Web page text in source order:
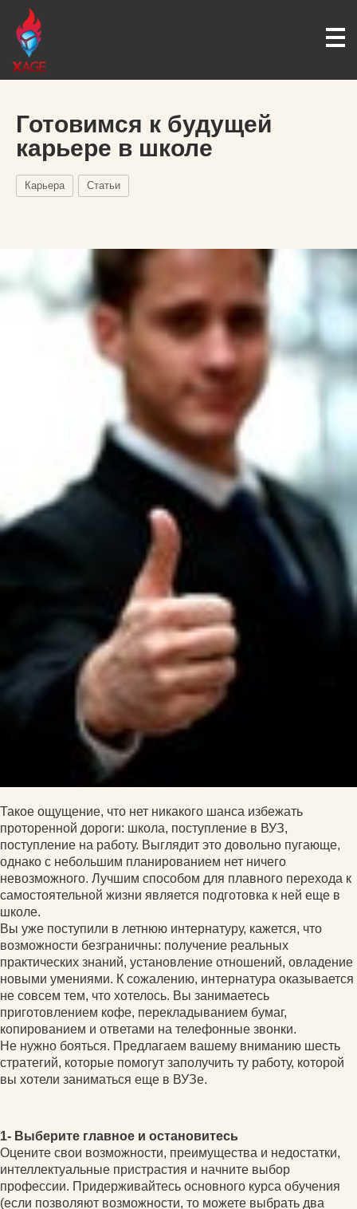
Готовимся к будущей
карьере в школе
Карьера Статьи
Такое ощущение, что нет никакого шанса избежать
проторенной дороги: школа, поступление в ВУЗ,
поступление на работу. Выглядит это довольно пугающе,
однако с небольшим планированием нет ничего
невозможного. Лучшим способом для плавного перехода к
самостоятельной жизни является подготовка к ней еще в
школе.
Вы уже поступили в летнюю интернатуру, кажется, что
возможности безграничны: получение реальных
практических знаний, установление отношений, овладение
новыми умениями. К сожалению, интернатура оказывается
не совсем тем, что хотелось. Вы занимаетесь
приготовлением кофе, перекладыванием бумаг,
копированием и ответами на телефонные звонки.
Не нужно бояться. Предлагаем вашему вниманию шесть
стратегий, которые помогут заполучить ту работу, которой
вы хотели заниматься еще в ВУЗе.
1- Выберите главное и остановитесь
Оцените свои возможности, преимущества и недостатки,
интеллектуальные пристрастия и начните выбор
профессии. Придерживайтесь основного курса обучения
(если позволяют возможности, то можете выбрать два